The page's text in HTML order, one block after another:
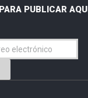
PARA PUBLICAR AQUÍ